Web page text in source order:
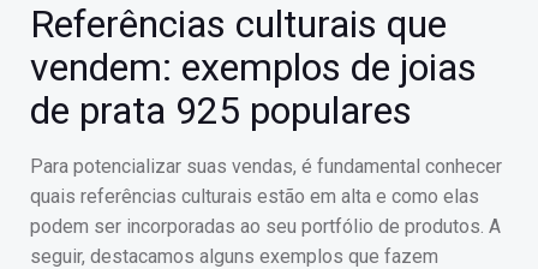
Referências culturais que
vendem: exemplos de joias
de prata 925 populares
Para potencializar suas vendas, é fundamental conhecer
quais referências culturais estão em alta e como elas
podem ser incorporadas ao seu portfólio de produtos. A
seguir, destacamos alguns exemplos que fazem